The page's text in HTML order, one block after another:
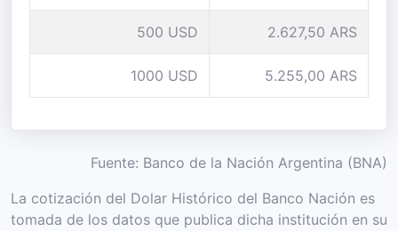
500 USD 2.627,50 ARS
1000 USD 5.255,00 ARS
Fuente: Banco de la Nación Argentina (BNA)
La cotización del Dolar Histórico del Banco Nación es
tomada de los datos que publica dicha institución en su